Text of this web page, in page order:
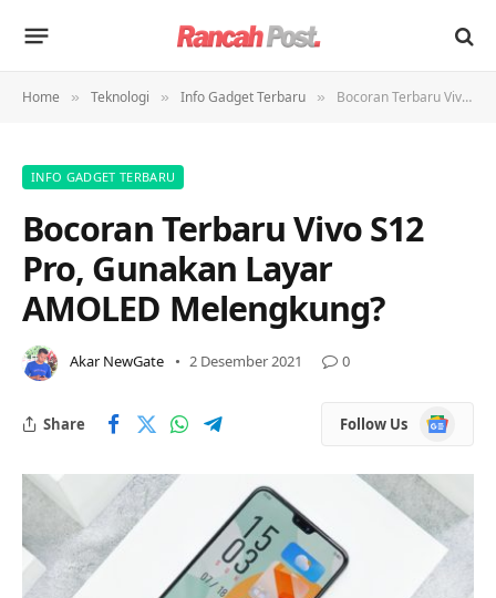
Home » Teknologi » Info Gadget Terbaru » Bocoran Terbaru Vivo S12 Pro, Gunakan Layar AMOLED Melengkung?
INFO GADGET TERBARU
Bocoran Terbaru Vivo S12
Pro, Gunakan Layar
AMOLED Melengkung?
Akar NewGate 2 Desember 2021 0
Share Follow Us
Google
News